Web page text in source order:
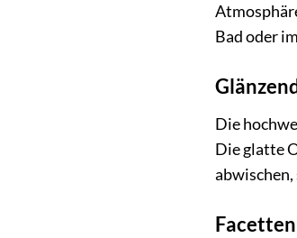
Bad oder
Die
Die glatte
abwischen,